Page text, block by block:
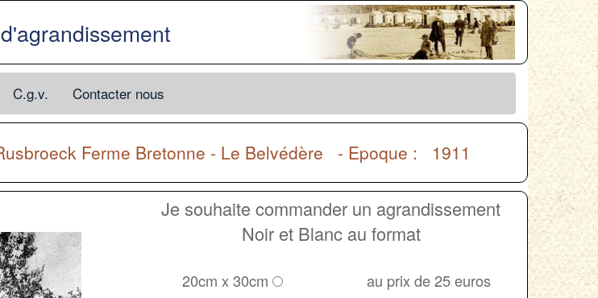
C.g.v. Contacter nous
Ferme Bretonne - Le Belvédère - Epoque : 1911
Je souhaite commander un agrandissement
Noir et Blanc au format
20cm x 30cm
au prix de 25 euros